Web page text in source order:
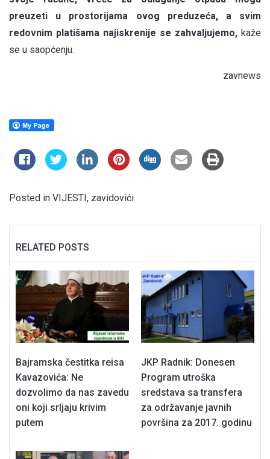
preuzeti u prostorijama ovog preduzeća, a svim
redovnim platišama najiskrenije se zahvaljujemo, kaže
se u saopćenju.
zavnews
Posted in VIJESTI , zavidovići
RELATED POSTS
Bajramska čestitka reisa
Kavazovića: Ne
dozvolimo da nas zavedu
oni koji srljaju krivim
putem
JKP Radnik: Donesen
Program utroška
sredstava sa transfera
za održavanje javnih
površina za 2017. godinu